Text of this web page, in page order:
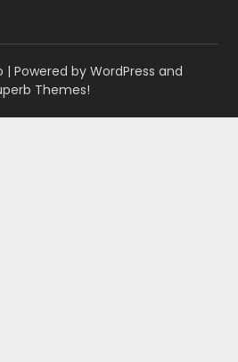
| Powered by WordPress and
Themes!